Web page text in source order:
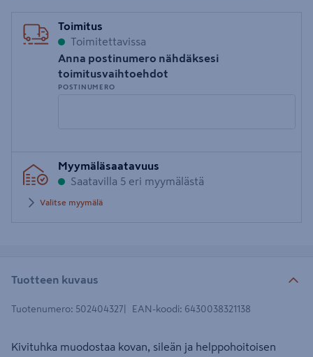
Toimitus
Toimitettavissa
Anna postinumero nähdäksesi
toimitusvaihtoehdot
POSTINUMERO
postinumero
Myymäläsaatavuus
Saatavilla 5 eri myymälästä
Valitse myymälä
Tuotteen kuvaus
Tuotenumero: 502404327 EAN-koodi: 6430038321138
Kivituhka muodostaa kovan, sileän ja helppohoitoisen